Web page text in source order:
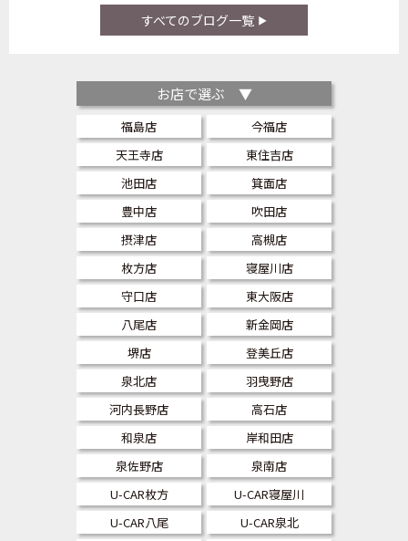
すべてのブログ一覧
お店で選ぶ ▼
福島店
今福店
天王寺店
東住吉店
池田店
箕面店
豊中店
吹田店
摂津店
高槻店
枚方店
寝屋川店
守口店
東大阪店
八尾店
新金岡店
堺店
登美丘店
泉北店
羽曳野店
河内長野店
高石店
和泉店
岸和田店
泉佐野店
泉南店
U-CAR枚方
U-CAR寝屋川
U-CAR八尾
U-CAR泉北